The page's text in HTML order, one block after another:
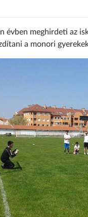
évben meghirdeti az
a monori